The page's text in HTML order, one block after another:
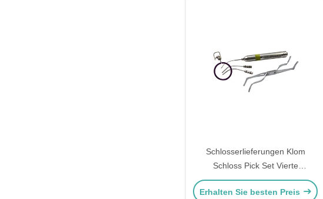
Schlosserlieferungen Klom
Schloss Pick Set Vierte
Generation Edelstahl-Fasern
Werkzeug Set
Erhalten Sie besten Preis